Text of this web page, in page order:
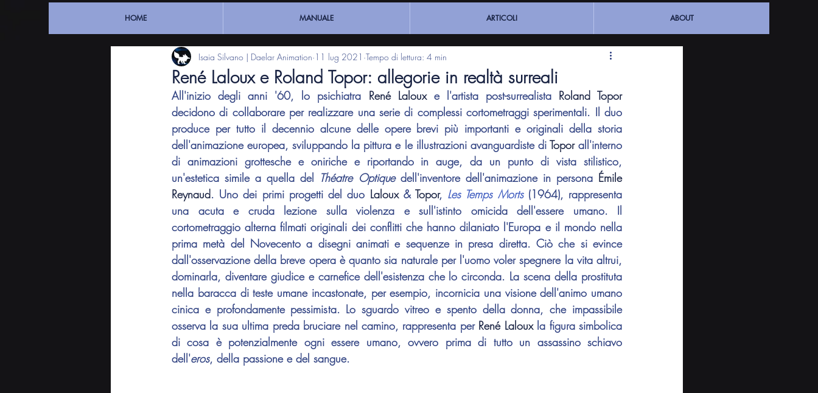
HOME MANUALE ARTICOLI ABOUT
René Laloux e Roland Topor: allegorie in realtà surreali
Isaia Silvano | Daelar Animation 11 lug 2021 Tempo di lettura: 4 min
All'inizio degli anni '60, lo psichiatra René Laloux e l'artista post-surrealista Roland Topor
decidono di collaborare per realizzare una serie di complessi cortometraggi sperimentali. Il duo
produce per tutto il decennio alcune delle opere brevi più importanti e originali della storia
dell'animazione europea, sviluppando la pittura e le illustrazioni avanguardiste di Topor all'interno
di animazioni grottesche e oniriche e riportando in auge, da un punto di vista stilistico,
un'estetica simile a quella del Théatre Optique dell'inventore dell'animazione in persona Émile
Reynaud. Uno dei primi progetti del duo Laloux & Topor, Les Temps Morts (1964), rappresenta
una acuta e cruda lezione sulla violenza e sull'istinto omicida dell'essere umano. Il
cortometraggio alterna filmati originali dei conflitti che hanno dilaniato l'Europa e il mondo nella
prima metà del Novecento a disegni animati e sequenze in presa diretta. Ciò che si evince
dall'osservazione della breve opera è quanto sia naturale per l'uomo voler spegnere la vita altrui,
dominarla, diventare giudice e carnefice dell'esistenza che lo circonda. La scena della prostituta
nella baracca di teste umane incastonate, per esempio, incornicia una visione dell'animo umano
cinica e profondamente pessimista. Lo sguardo vitreo e spento della donna, che impassibile
osserva la sua ultima preda bruciare nel camino, rappresenta per René Laloux la figura simbolica
di cosa è potenzialmente ogni essere umano, ovvero prima di tutto un assassino schiavo
dell'eros, della passione e del sangue.